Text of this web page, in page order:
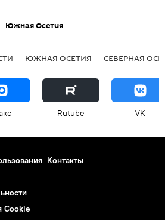
Южная Осетия
ЮЖНАЯ ОСЕТИЯ СЕВЕРНАЯ
Rutube VK
Контакты
Cookie